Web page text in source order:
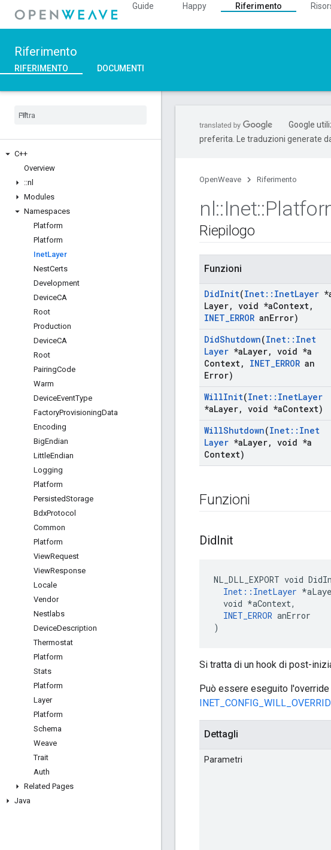
Guide Happy Riferimento
Riferimento
RIFERIMENTO DOCUMENTI
C++
Overview
::nl
Modules
Namespaces
Platform
Platform
InetLayer
NestCerts
Development
DeviceCA
Root
Production
DeviceCA
Root
PairingCode
Warm
DeviceEventType
FactoryProvisioningData
Encoding
BigEndian
LittleEndian
Logging
Platform
PersistedStorage
BdxProtocol
Common
Platform
ViewRequest
ViewResponse
Locale
Vendor
Nestlabs
DeviceDescription
Thermostat
Platform
Stats
Platform
Layer
Platform
Schema
Weave
Trait
Auth
Related Pages
Java
Google
preferita. Le traduzioni generate
OpenWeave Riferimento
nl::Inet::
Riepilogo
Funzioni
DidInit(Inet:: InetLayer
Layer, void *aContext,
INET_ERROR anError)
DidShutdown(Inet:: Inet
Layer *aLayer, void *a
Context, INET_ERROR an
Error)
WillInit(Inet:: InetLayer
*aLayer, void *aContext)
WillShutdown(Inet:: Inet
Layer *aLayer, void *a
Context)
Funzioni
DidInit
NL_DLL_EXPORT void
Inet::InetLayer
  void *aContext,
INET_ERROR anError
)
Si tratta di un hook di post-
Può essere eseguito
Dettagli
Parametri